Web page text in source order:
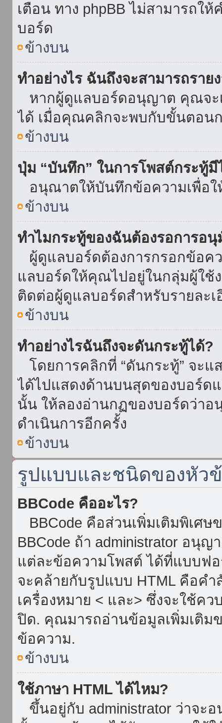
เตือน ทาง phpBB ไม่สามารถใ
บอร์ด
ข้างบน
ทำอย่างไร ฉันถึงจะสามารถรา
หากผู้ดูแลบอร์ดอนุญาต คุณจะ
ได้ เมื่อคุณคลิกจะพบกับขั้นตอน
ข้างบน
ปุ่ม “บันทึก” ในการโพสต์กระทู้มี
อนุณาตให้บันทึกข้อความเพื่อใ
ข้างบน
ทำไมกระทู้ของฉันต้องรอการอนุ
ผู้ดูแลบอร์ดต้องการกรอกข้อค
แลบอร์ดให้คุณไปอยู่ในกลุ่มผู้ใช้
ติดต่อผู้ดูแลบอร์ดสำหรับรายละเ
ข้างบน
ทำอย่างไรฉันถึงจะดันกระทู้ได้?
โดยการคลิกที่ “ดันกระทู้” จะ
ได้ไปแสดงด้านบนสุดของบอร์ด
นั้น ให้ลองอ่านกฏของบอร์ดว่า
ดำเนินการอีกครั้ง
ข้างบน
รูปแบบและชนิดของหัว
BBCode คืออะไร?
BBCode คือส่วนเพิ่มเติมพิเศ
BBCode ถ้า administrator อนุ
แต่ละข้อความโพสต์ ได้ที่แบบฟ
จะคล้ายกับรูปแบบ HTML คือคำ
เครื่องหมาย < และ> ซึ่งจะใช้ค
ปิด. คุณมารถอ่านข้อมูลเพิ่มเติม
ข้อความ.
ข้างบน
ใช้ภาษา HTML ได้ไหม?
ขึ้นอยู่กับ administrator ว่าจะ